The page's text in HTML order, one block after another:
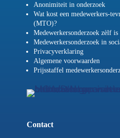
Anonimiteit in onderzoek
Wat kost een medewerkers-
(MTO)?
Medewerkersonderzoek zèlf
Medewerkersonderzoek in
Privacyverklaring
Algemene voorwaarden
Prijsstaffel
Contact